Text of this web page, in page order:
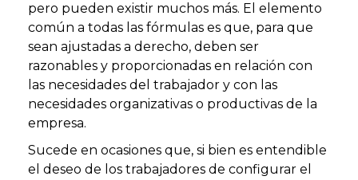
pero pueden existir muchos más. El elemento
común a todas las fórmulas es que, para que
sean ajustadas a derecho, deben ser
razonables y proporcionadas en relación con
las necesidades del trabajador y con las
necesidades organizativas o productivas de la
empresa.
Sucede en ocasiones que, si bien es entendible
el deseo de los trabajadores de configurar el